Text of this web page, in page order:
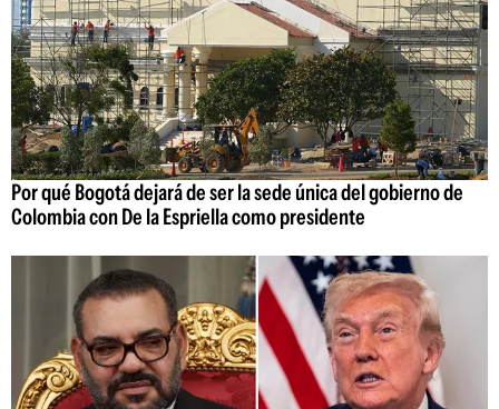
Por qué Bogotá dejará de ser la sede única del gobierno de
Colombia con De la Espriella como presidente